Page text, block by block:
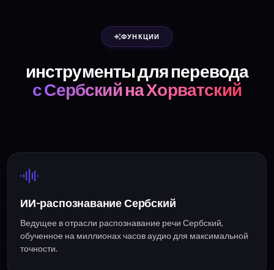
ФУНКЦИИ
инструменты для перевода
с Сербский на Хорватский
ИИ-распознавание Сербский
Ведущее в отрасли распознавание речи Сербский,
обученное на миллионах часов аудио для максимальной
точности.